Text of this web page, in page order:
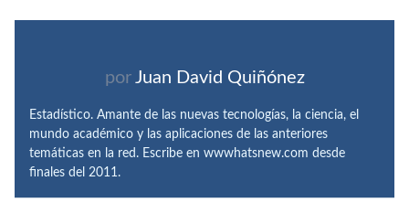
por Juan David Quiñónez
Estadístico. Amante de las nuevas tecnologías, la ciencia, el
mundo académico y las aplicaciones de las anteriores
temáticas en la red. Escribe en wwwhatsnew.com desde
finales del 2011.